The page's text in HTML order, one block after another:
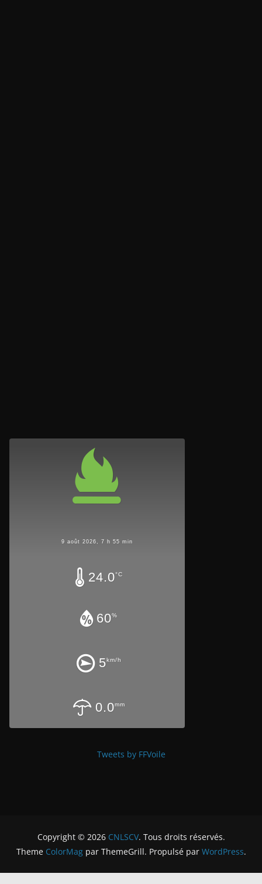
9 août 2026, 7 h 55 min
24.0°C
60%
5km/h
0.0mm
Tweets by FFVoile
Copyright © 2026 CNLSCV. Tous droits réservés.
Theme ColorMagpar ThemeGrill. Propulsé par WordPress.